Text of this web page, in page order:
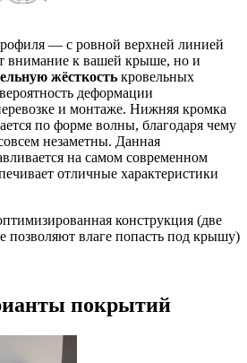
— с ровной верхней линией
внимание к вашей крыше, но и
жёсткость кровельных
деформации
и монтаже. Нижняя кромка
по форме волны, благодаря чему
незаметны. Данная
на самом современном
отличные характеристики
конструкция (две
позволяют влаге попасть под крышу)
покрытий